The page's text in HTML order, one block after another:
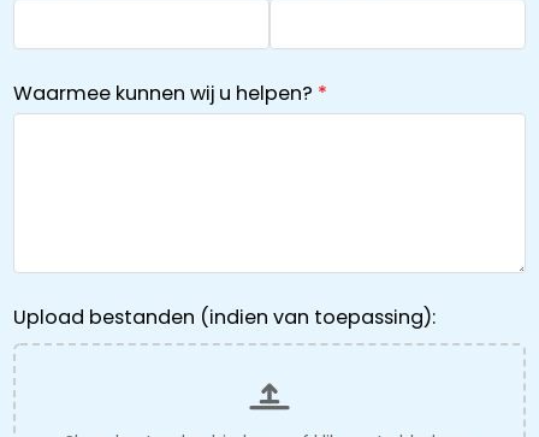
Waarmee kunnen wij u helpen?
Upload bestanden (indien van toepassing):